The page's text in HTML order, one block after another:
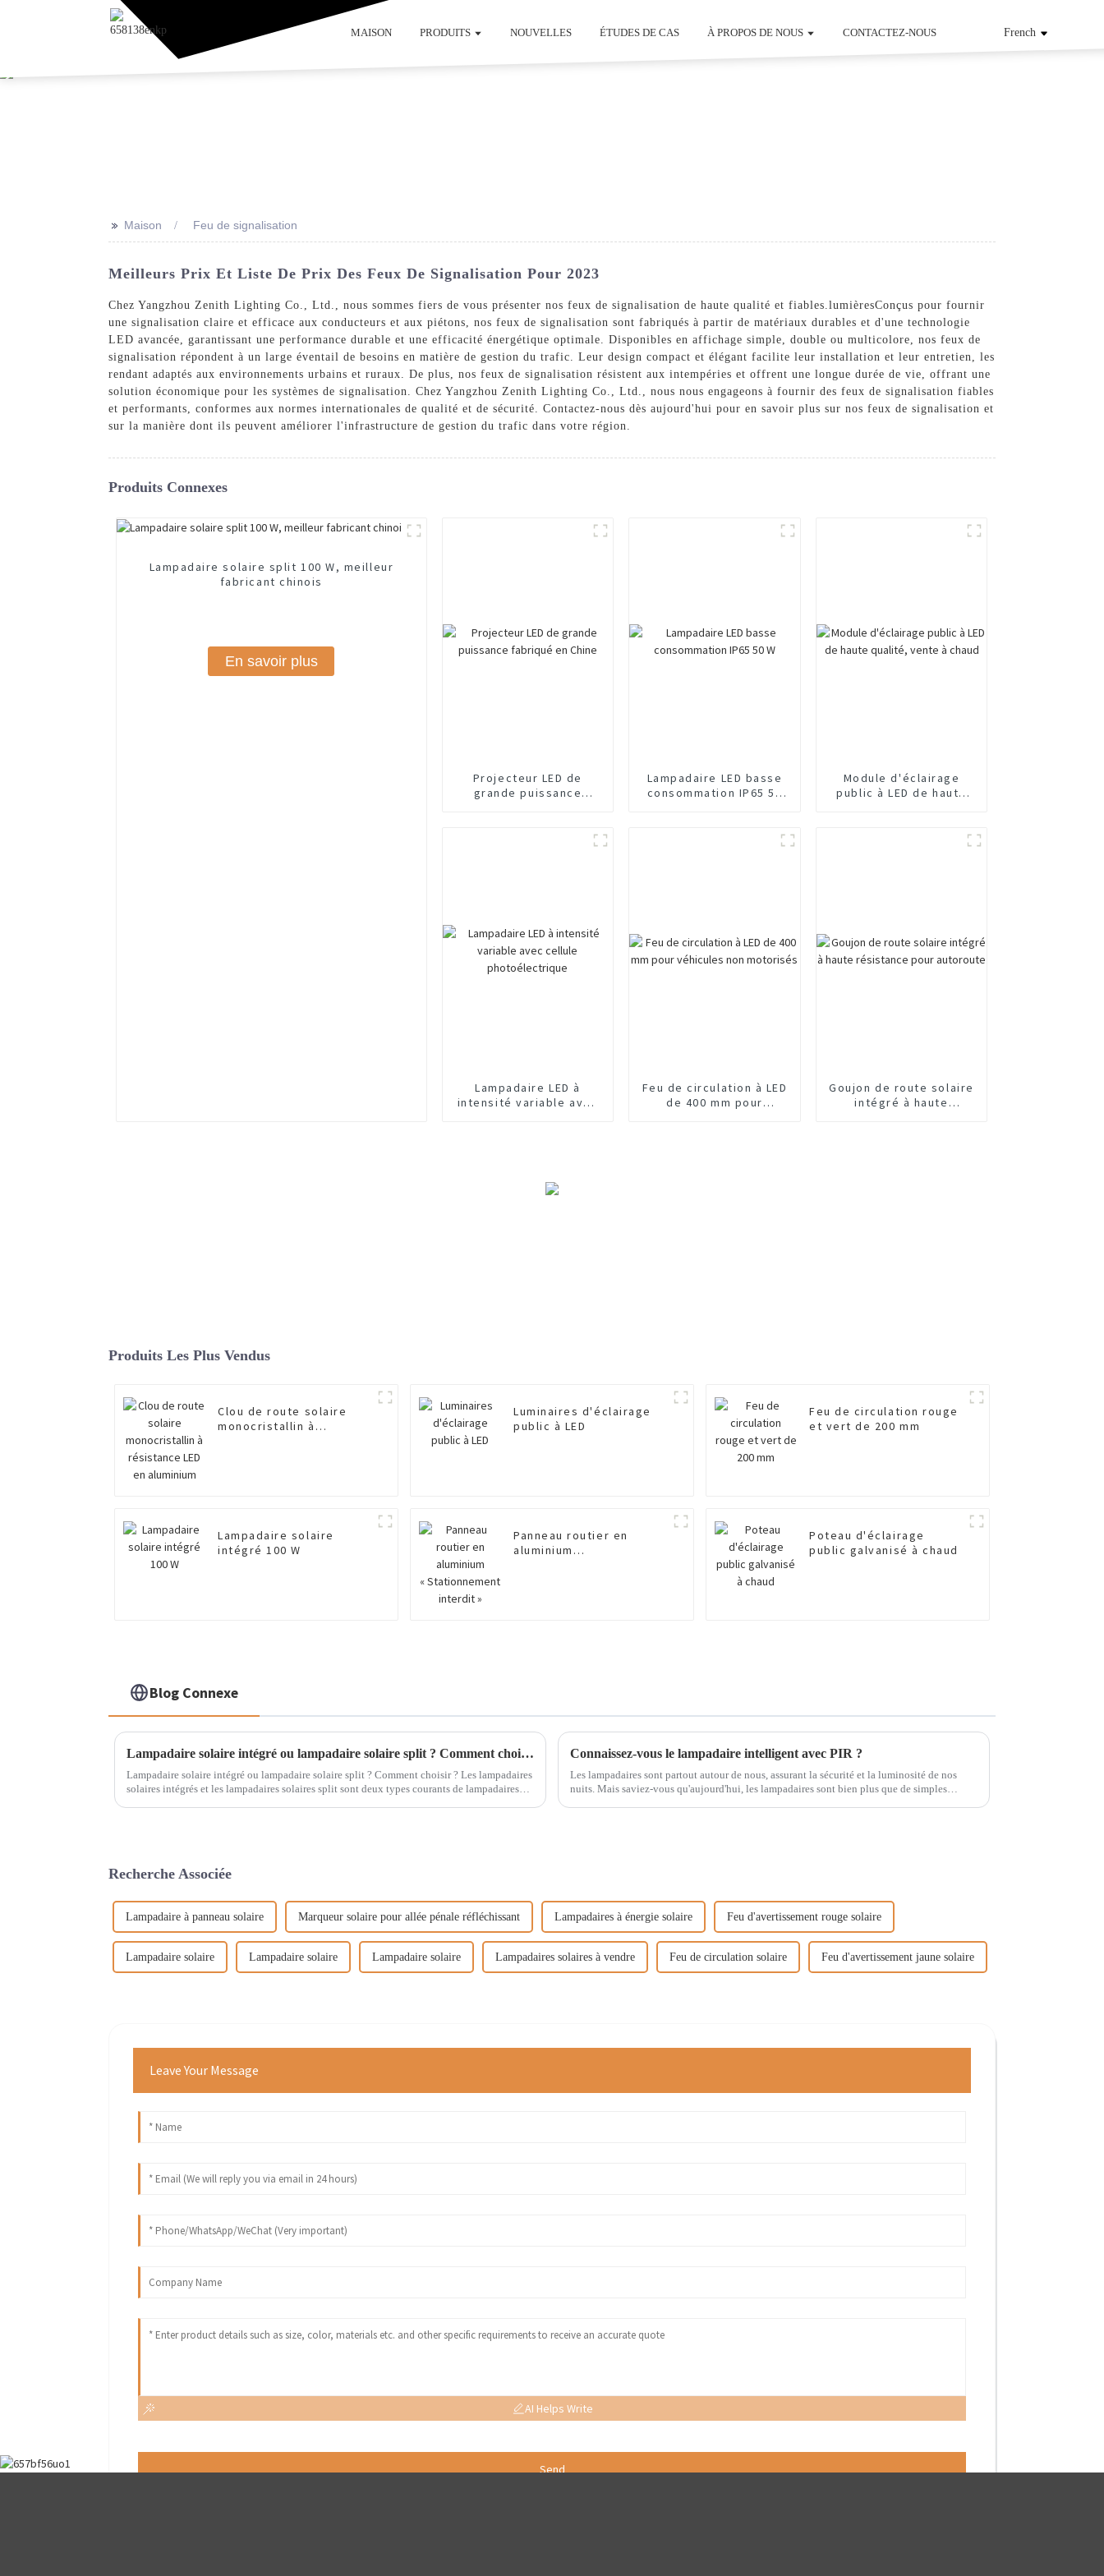
MAISON PRODUITS NOUVELLES ÉTUDES DE CAS À PROPOS DE NOUS CONTACTEZ-NOUS French
>> Maison Feu de signalisation
Meilleurs Prix Et Liste De Prix Des Feux De Signalisation Pour 2023
Chez Yangzhou Zenith Lighting Co., Ltd., nous sommes fiers de vous présenter nos feux de signalisation de haute qualité et fiables. lumièresConçus pour fournir
une signalisation claire et efficace aux conducteurs et aux piétons, nos feux de signalisation sont fabriqués à partir de matériaux durables et d'une technologie
LED avancée, garantissant une performance durable et une efficacité énergétique optimale. Disponibles en affichage simple, double ou multicolore, nos feux de
signalisation répondent à un large éventail de besoins en matière de gestion du trafic. Leur design compact et élégant facilite leur installation et leur entretien, les
rendant adaptés aux environnements urbains et ruraux. De plus, nos feux de signalisation résistent aux intempéries et offrent une longue durée de vie, offrant une
solution économique pour les systèmes de signalisation. Chez Yangzhou Zenith Lighting Co., Ltd., nous nous engageons à fournir des feux de signalisation fiables
et performants, conformes aux normes internationales de qualité et de sécurité. Contactez-nous dès aujourd'hui pour en savoir plus sur nos feux de signalisation et
sur la manière dont ils peuvent améliorer l'infrastructure de gestion du trafic dans votre région.
Produits Connexes
Lampadaire solaire split 100 W, meilleur
fabricant chinois
En savoir plus
Projecteur LED de
grande puissance
Lampadaire LED basse
consommation IP65 50
Module d'éclairage
public à LED de haute
Lampadaire LED à
intensité variable avec
Feu de circulation à LED
de 400 mm pour
Goujon de route solaire
intégré à haute
Produits Les Plus Vendus
Clou de route solaire
monocristallin à
Luminaires d'éclairage
public à LED
Feu de circulation rouge
et vert de 200 mm
Lampadaire solaire
intégré 100 W
Panneau routier en
aluminium
Poteau d'éclairage
public galvanisé à chaud
Blog Connexe
Lampadaire solaire intégré ou lampadaire solaire split ? Comment choisir ?
Lampadaire solaire intégré ou lampadaire solaire split ? Comment choisir ? Les lampadaires
solaires intégrés et les lampadaires solaires split sont deux types courants de lampadaires
Connaissez-vous le lampadaire intelligent avec PIR ?
Les lampadaires sont partout autour de nous, assurant la sécurité et la luminosité de nos
nuits. Mais saviez-vous qu'aujourd'hui, les lampadaires sont bien plus que de simples
Recherche Associée
Lampadaire à panneau solaire Marqueur solaire pour allée pénale réfléchissant Lampadaires à énergie solaire Feu d'avertissement rouge solaire
Lampadaire solaire Lampadaire solaire Lampadaire solaire Lampadaires solaires à vendre Feu de circulation solaire Feu d'avertissement jaune solaire
Leave Your Message
AI Helps Write
Send